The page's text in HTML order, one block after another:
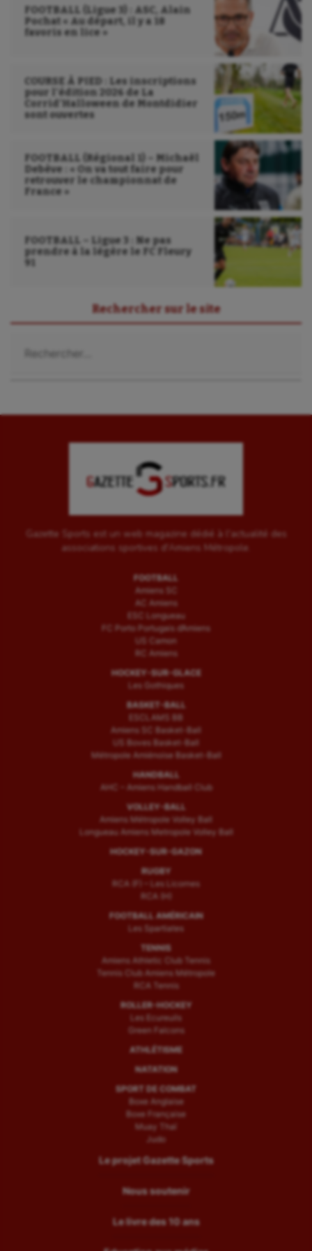
FOOTBALL (Ligue 3) : ASC, Alain
Pochat « Au départ, il y a 18
favoris en lice »
COURSE À PIED : Les inscriptions
pour l’édition 2026 de La
Corrid’Halloween de Montdidier
sont ouvertes
FOOTBALL (Régional 1) – Michaël
Debève : « On va tout faire pour
retrouver le championnat de
France »
FOOTBALL – Ligue 3 : Ne pas
prendre à la légère le FC Fleury
91
Rechercher sur le site
Gazette Sports est un web magazine dédié à l'actualité des
associations sportives d'Amiens Métropole.
FOOTBALL
Amiens SC
AC Amiens
ESC Longueau
FC Porto Portugais d’Amiens
US Camon
RC Amiens
HOCKEY-SUR-GLACE
Les Gothiques
BASKET-BALL
ESCLAMS BB
Amiens SC Basket-Ball
US Boves Basket-Ball
Métropole Amiénoise Basket-Ball
HANDBALL
AHC – Amiens Handball Club
VOLLEY-BALL
Amiens Métropole Volley Ball
Longueau Amiens Metropole Volley Ball
HOCKEY-SUR-GAZON
RUGBY
RCA (F) – Les Licornes
RCA (H)
FOOTBALL AMÉRICAIN
Les Spartiates
TENNIS
Amiens Athletic Club Tennis
Tennis Club Amiens Métropole
RCA Tennis
ROLLER-HOCKEY
Les Ecureuils
Green Falcons
ATHLÉTISME
NATATION
SPORT DE COMBAT
Boxe Anglaise
Boxe Française
Muay Thaï
Judo
Le projet Gazette Sports
Nous soutenir
Le livre des 10 ans